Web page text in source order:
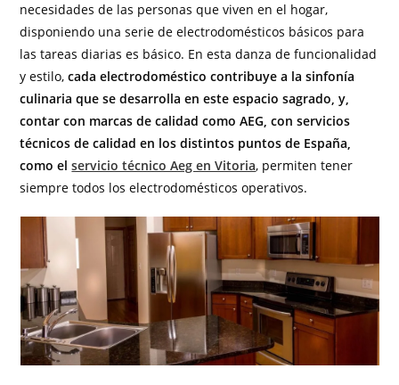
necesidades de las personas que viven en el hogar,
disponiendo una serie de electrodomésticos básicos para
las tareas diarias es básico. En esta danza de funcionalidad
y estilo,cada electrodoméstico contribuye a la sinfonía
culinaria que se desarrolla en este espacio sagrado, y,
contar con marcas de calidad como AEG, con servicios
técnicos de calidad en los distintos puntos de España,
como elservicio técnico Aeg en Vitoria, permiten tener
siempre todos los electrodomésticos operativos.